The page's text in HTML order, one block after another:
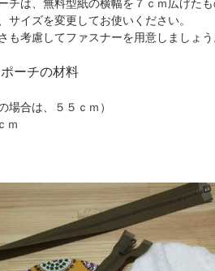
チは、無料型紙の横幅を７ｃｍ広げた
サイズを変更してお使いください。
も考慮してファスナーを用意しましょ
ーチの材料
場合は、５５ｃｍ）
ｍ